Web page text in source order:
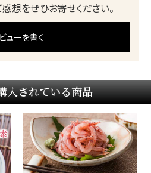
想をぜひお寄せください。
ューを書く
入されている商品